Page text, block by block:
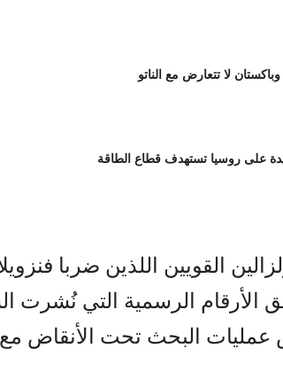
لا تتعارض مع الناتو
على روسيا تستهدف قطاع الطاقة
القويين اللذين ضربا
3000 قتيل، وفق الأرقام الرسمية التي
عمليات البحث تحت الأنقاض